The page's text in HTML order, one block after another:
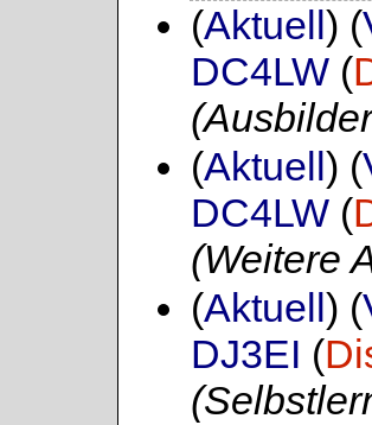
(Aktuell) (
DC4LW (
(Aktuell) (
DC4LW (
(Weitere
(Aktuell) (
DJ3EI (